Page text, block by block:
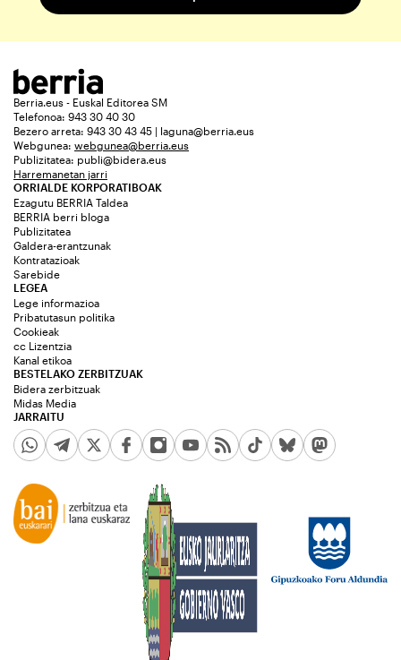
Berria.eus - Euskal Editorea SM
Telefonoa: 943 30 40 30
Bezero arreta: 943 30 43 45 | laguna@berria.eus
Webgunea: webgunea@berria.eus
Publizitatea: publi@bidera.eus
Harremanetan jarri
ORRIALDE KORPORATIBOAK
Ezagutu BERRIA Taldea
BERRIA berri bloga
Publizitatea
Galdera-erantzunak
Kontratazioak
Sarebide
JARRAITU
LEGEA
Lege informazioa
Pribatutasun politika
Cookieak
cc Lizentzia
Kanal etikoa
BESTELAKO ZERBITZUAK
Bidera zerbitzuak
Midas Media